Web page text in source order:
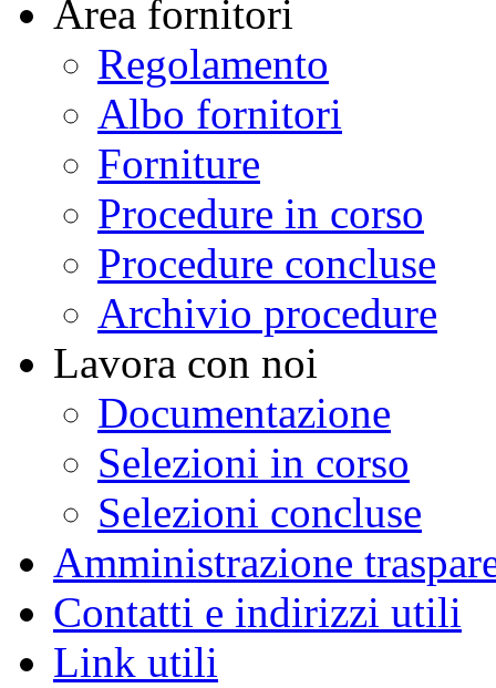
Area fornitori
Regolamento
Albo fornitori
Forniture
Procedure in corso
Procedure concluse
Archivio procedure
Lavora con noi
Documentazione
Selezioni in corso
Selezioni concluse
Amministrazione
Contatti e indirizzi utili
Link utili